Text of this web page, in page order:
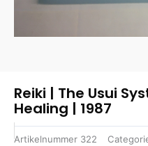
Reiki | The Usui
Healing | 1987
Artikelnummer 322